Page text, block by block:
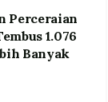
Perceraian
1.076
Banyak